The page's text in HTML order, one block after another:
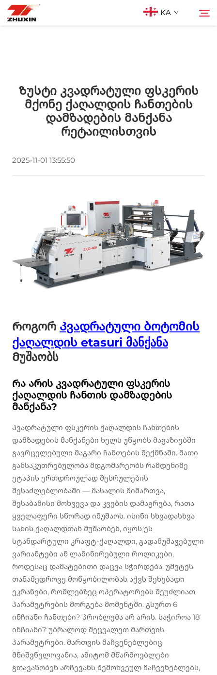
KA
Აპლიკაციები
Კომპანია
Კონტაქტი
Ხშირად დასმული კითხვები
Ზუსტი Კვადრატული Ფსკერის
Მქონე Ქაღალდის Ჩანთების
Დამზადების Მანქანა
Რეტაილისთვის
2025-11-01 13:55:50
Როგორ Კვადრატული ბოტომის
ქაღალდის etasuri მანქანა
Მუშაობს
Რა არის კვადრატული ფსკერის
ქაღალდის ჩანთის დამზადების
მანქანა?
Კვადრატული ფსკერის ქაღალდის ჩანთების
დამზადების მანქანები ხელს უწყობს მაგაზიებში
გავრცელებული მაგარი ჩანთების შექმნაში. მათი
განსაკუთრებულობა მდგომარეობს რამდენიმე
ეტაპის ერთდროულად შესრულების
შესაძლებლობაში — მასალის მიმართვა,
შესაბამისი მოხვევა და კვების დამაგრება, რათა
ყველაფერი სწორად იმუშაოს. ისინი სხვადასხვა
სახის ქაღალდთან მუშაობენ, იყოს ეს
სტანდარტული კრაფტ-ქაღალდი, გადამუშავებული
ვარიანტები ან ლამინირებული როლიკები,
როდესაც დამატებითი დაცვა სჭირდება. უმეტეს
თანამედროვე მოწყობილობას აქვს შეხებადი
ეკრანები, რომლებზეც ოპერატორებს შეუძლიათ
პარამეტრების მორგება მომენტში. გსურთ 6
ინჩიანი ჩანთები? პრობლემა არ არის. საჭიროა 18
ინჩიანი? უბრალოდ შეცვალეთ მართვის
პარამეტრები. მართვის მაჩვენებლებიც
მნიშვნელოვანია, ამიტომ მწარმოებლები
გთავაზობენ არჩევანს შემოხვეულ მაჩვენებლებს,